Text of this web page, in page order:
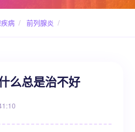
病 / 前列腺炎 /
么总是治不好